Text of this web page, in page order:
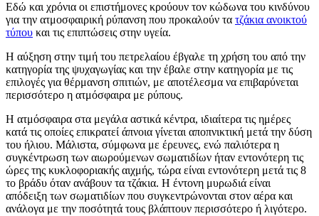
Εδώ και χρόνια οι επιστήμονες κρούουν τον κώδωνα του κινδύνου
για την ατμοσφαιρική ρύπανση που προκαλούν τα τζάκια ανοικτού
τύπου και τις επιπτώσεις στην υγεία.
Η αύξηση στην τιμή του πετρελαίου έβγαλε τη χρήση του από την
κατηγορία της ψυχαγωγίας και την έβαλε στην κατηγορία με τις
επιλογές για θέρμανση σπιτιών, με αποτέλεσμα να επιβαρύνεται
περισσότερο η ατμόσφαιρα με ρύπους.
Η ατμόσφαιρα στα μεγάλα αστικά κέντρα, ιδιαίτερα τις ημέρες
κατά τις οποίες επικρατεί άπνοια γίνεται αποπνικτική μετά την δύση
του ήλιου. Μάλιστα, σύμφωνα με έρευνες, ενώ παλιότερα η
συγκέντρωση των αιωρούμενων σωματιδίων ήταν εντονότερη τις
ώρες της κυκλοφοριακής αιχμής, τώρα είναι εντονότερη μετά τις 8
το βράδυ όταν ανάβουν τα τζάκια. Η έντονη μυρωδιά είναι
απόδειξη των σωματιδίων που συγκεντρώνονται στον αέρα και
ανάλογα με την ποσότητά τους βλάπτουν περισσότερο ή λιγότερο.